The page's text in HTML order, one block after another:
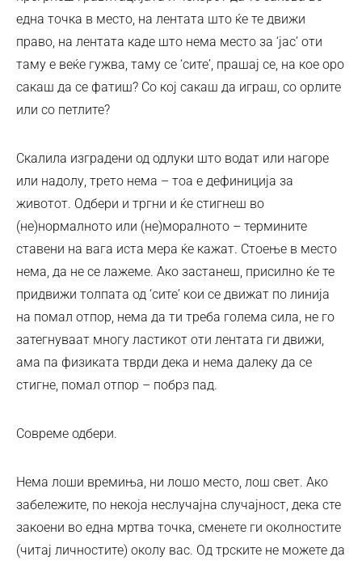
една точка в место, на лентата што ќе те движи
право, на лентата каде што нема место за ‘јас’ оти
таму е веќе гужва, таму се ‘сите’, прашај се, на кое оро
сакаш да се фатиш? Со кој сакаш да играш, со орлите
или со петлите?
Скалила изградени од одлуки што водат или нагоре
или надолу, трето нема – тоа е дефиниција за
животот. Одбери и тргни и ќе стигнеш во
(не)нормалното или (не)моралното – термините
ставени на вага иста мера ќе кажат. Стоење в место
нема, да не се лажеме. Ако застанеш, присилно ќе те
придвижи толпата од ‘сите’ кои се движат по линија
на помал отпор, нема да ти треба голема сила, не го
затегнуваат многу ластикот оти лентата ги движи,
ама па физиката тврди дека и нема далеку да се
стигне, помал отпор – побрз пад.
Совреме одбери.
Нема лоши времиња, ни лошо место, лош свет. Ако
забележите, по некоја неслучајна случајност, дека сте
закоени во една мртва точка, сменете ги околностите
(читај личностите) околу вас. Од трските не можете да